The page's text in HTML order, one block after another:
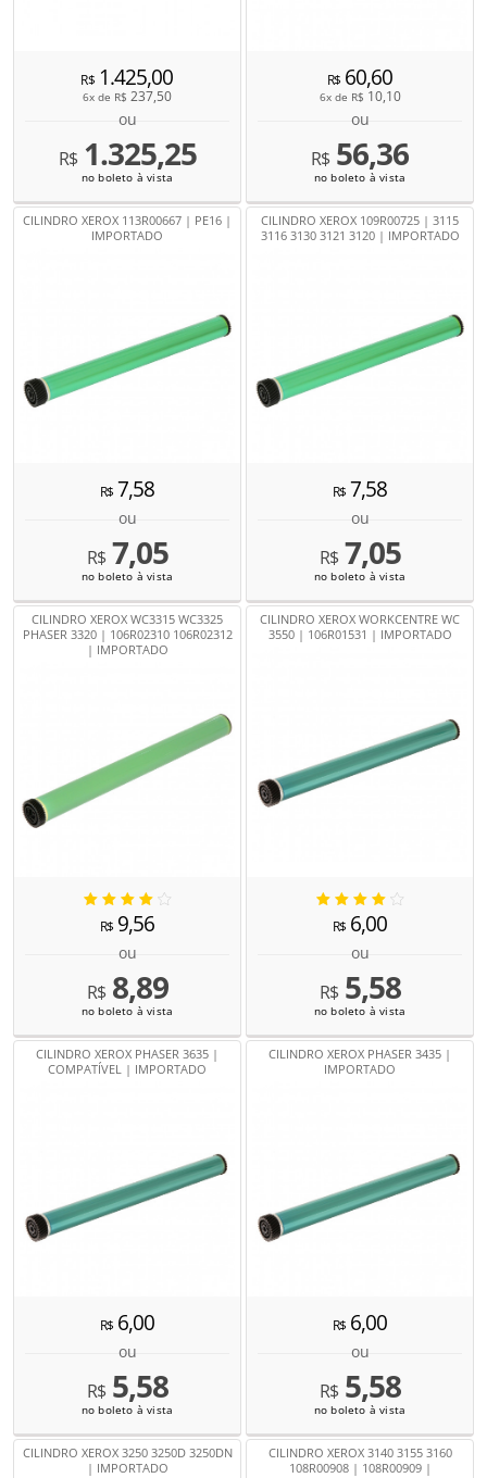
R$1.425,00
6x de R$ 237,50
ou
R$1.325,25
no boleto à vista
R$60,60
6x de R$ 10,10
ou
R$ 56,36
no boleto à vista
CILINDRO XEROX 113R00667 | PE16 |
IMPORTADO
R$7,58
ou
R$7,05
no boleto à vista
CILINDRO XEROX 109R00725 | 3115
3116 3130 3121 3120 | IMPORTADO
R$7,58
ou
R$7,05
no boleto à vista
CILINDRO XEROX WC3315 WC3325
PHASER 3320 | 106R02310 106R02312
| IMPORTADO
R$9,56
ou
R$8,89
no boleto à vista
CILINDRO XEROX WORKCENTRE WC
3550 | 106R01531 | IMPORTADO
R$6,00
ou
R$5,58
no boleto à vista
CILINDRO XEROX PHASER 3635 |
COMPATÍVEL | IMPORTADO
R$6,00
ou
R$5,58
no boleto à vista
CILINDRO XEROX PHASER 3435 |
IMPORTADO
R$6,00
ou
R$5,58
no boleto à vista
CILINDRO XEROX 3250 3250D 3250DN
| IMPORTADO
CILINDRO XEROX 3140 3155 3160
108R00908 | 108R00909 |